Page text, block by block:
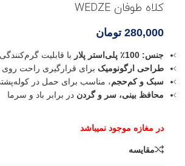
کلاه طوفان WEDZE
280,000 تومان
جنس: 100٪ پلی‌استر پلار
با قابلیت گرم‌کنندگی
طراحی ارگونومیک برای قرارگیری راحت
سبک و کم‌حجم، مناسب برای حمل در
محافظ بینی، سر و گردن در برابر باد و سرما
مقایسه